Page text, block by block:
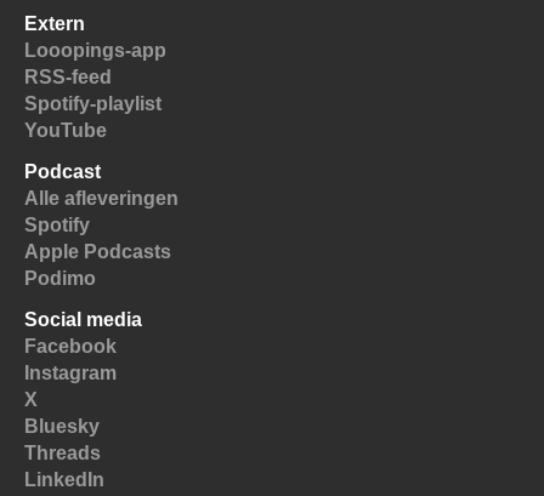
Extern
Looopings-app
RSS-feed
Spotify-playlist
YouTube
Podcast
Alle afleveringen
Spotify
Apple Podcasts
Podimo
Social media
Facebook
Instagram
X
Bluesky
Threads
LinkedIn